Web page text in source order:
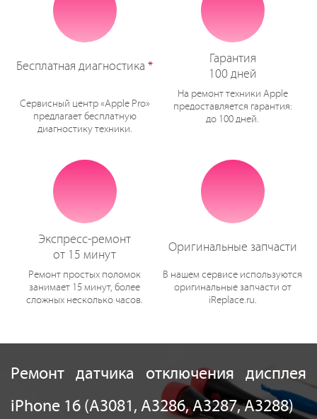
Бесплатная диагностика *
Сервисный центр «Apple Pro»
предлагает бесплатную
диагностику техники.
Гарантия
100 дней
На ремонт техники Apple
предоставляется гарантия:
до 100 дней.
Экспресс-ремонт
от 15 минут
Ремонт простых поломок
занимает 15 минут, более
сложных несколько часов.
Оригинальные запчасти
В нашем сервисе используются
оригинальные запчасти от
iReplace.ru.
Ремонт датчика отключения дисплея
iPhone 16 (A3081, A3286, A3287, A3288)